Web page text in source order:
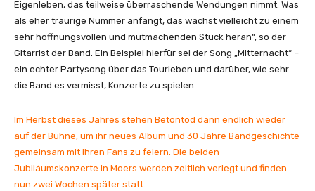
Eigenleben, das teilweise überraschende Wendungen nimmt. Was
als eher traurige Nummer anfängt, das wächst vielleicht zu einem
sehr hoffnungsvollen und mutmachenden Stück heran“, so der
Gitarrist der Band. Ein Beispiel hierfür sei der Song „Mitternacht“ –
ein echter Partysong über das Tourleben und darüber, wie sehr
die Band es vermisst, Konzerte zu spielen.
Im Herbst dieses Jahres stehen Betontod dann endlich wieder
auf der Bühne, um ihr neues Album und 30 Jahre Bandgeschichte
gemeinsam mit ihren Fans zu feiern. Die beiden
Jubiläumskonzerte in Moers werden zeitlich verlegt und finden
nun zwei Wochen später statt.